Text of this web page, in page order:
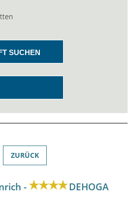
SUCHEN
ZURÜCK
- DEHOGA